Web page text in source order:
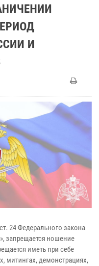
И
24 Федерального закона
запрещается ношение
иметь при себе
митингах, демонстрациях,